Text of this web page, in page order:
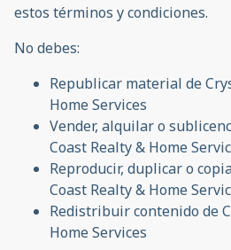
estos términos y condiciones.
No debes:
Republicar material de
Home Services
Vender, alquilar o
Coast Realty & Home
Reproducir, duplicar o
Coast Realty & Home
Redistribuir contenido de
Home Services